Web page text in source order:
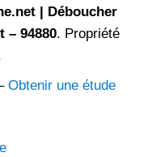
| Déboucher
– 94880. Propriété
Obtenir une étude